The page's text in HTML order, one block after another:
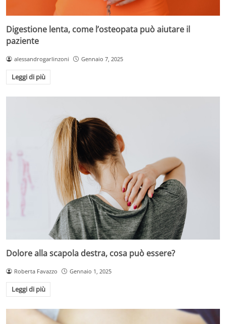
Digestione lenta, come l’osteopata può aiutare il
paziente
alessandrogarlinzoni Gennaio 7, 2025
Leggi di più
Dolore alla scapola destra, cosa può essere?
Roberta Favazzo Gennaio 1, 2025
Leggi di più